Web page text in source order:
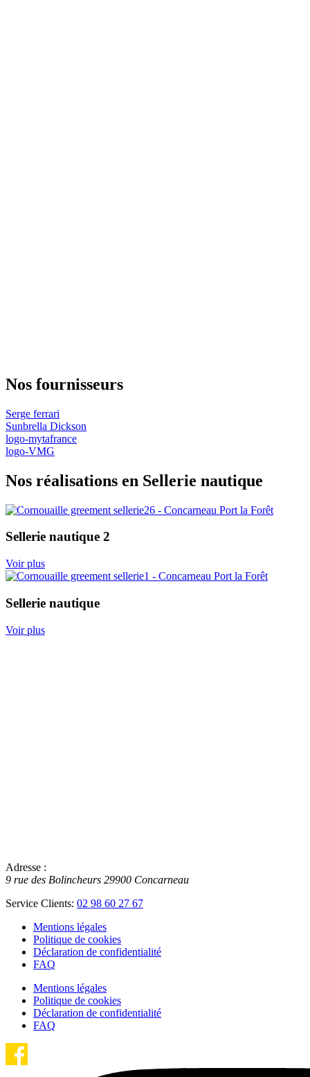
Nos fournisseurs
Serge ferrari
Sunbrella Dickson
logo-mytafrance
logo-VMG
Nos réalisations en Sellerie nautique
Sellerie nautique 2
Voir plus
Sellerie nautique
Voir plus
Adresse :
9 rue des Bolincheurs 29900 Concarneau
Service Clients: 02 98 60 27 67
Mentions légales
Politique de cookies
Déclaration de confidentialité
FAQ
Mentions légales
Politique de cookies
Déclaration de confidentialité
FAQ